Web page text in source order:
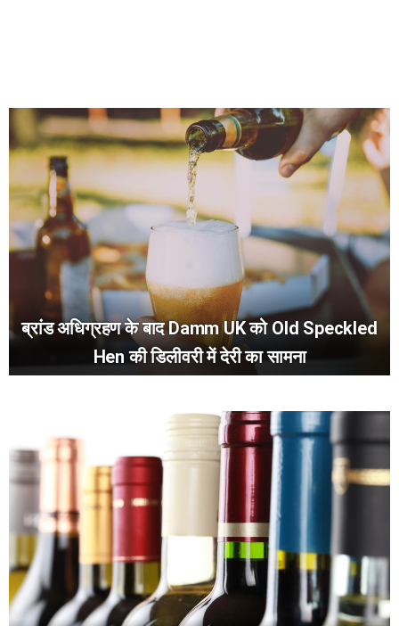
ब्रांड अधिग्रहण के बाद Damm UK को Old Speckled
Hen की डिलीवरी में देरी का सामना